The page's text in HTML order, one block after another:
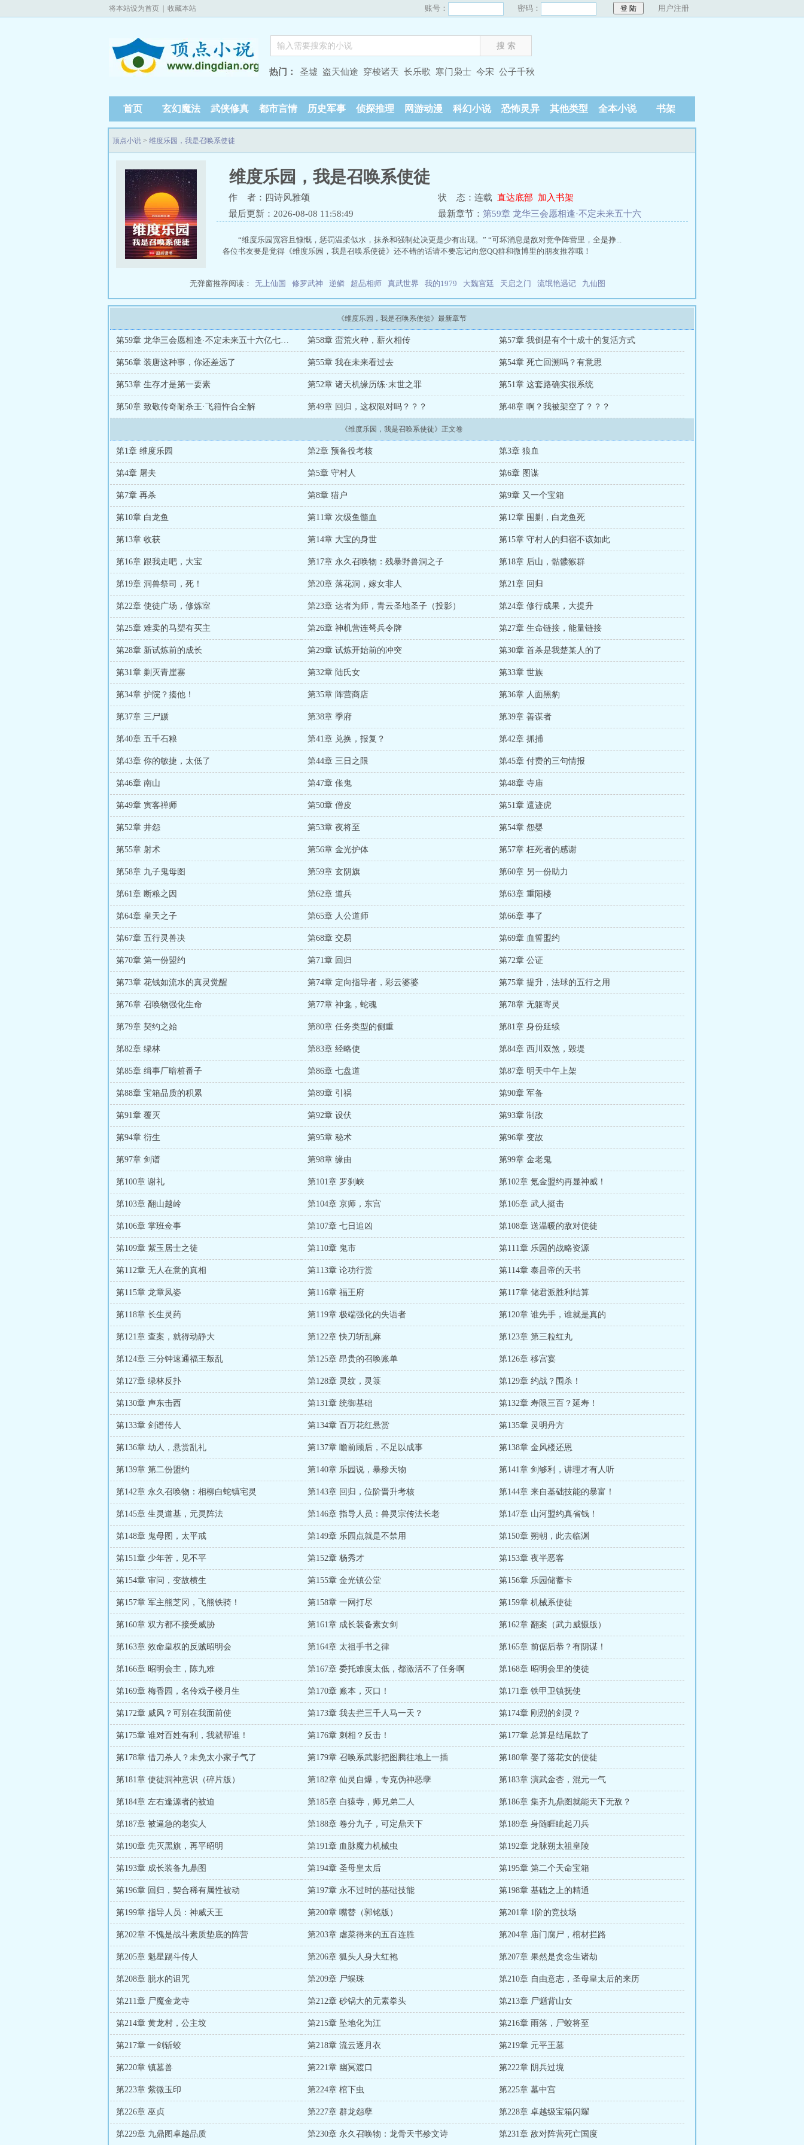
将本站设为首页 收藏本站 账号： 密码： 用户注册
热门： 圣墟 盗天仙途 穿梭诸天 长乐歌 寒门枭士 今宋 公子千秋
首页 玄幻魔法 武侠修真 都市言情 历史军事 侦探推理 网游动漫 科幻小说 恐怖灵异 其他类型 全本小说 书架
顶点小说 > 维度乐园，我是召唤系使徒
维度乐园，我是召唤系使徒
作 者：四诗风雅颂 状 态：连载 直达底部
加入书架
最后更新：2026-08-08 11:58:49
最新章节： 第59章 龙华三会愿相逢·不定未来五十六
“维度乐园宽容且慷慨，惩罚温柔似水，抹杀和强制处决更是少有出现。” “可坏消息是敌对竞争阵营里，全是挣...
各位书友要是觉得《维度乐园，我是召唤系使徒》还不错的话请不要忘记向您QQ群和微博里的朋友推荐哦！
无弹窗推荐阅读： 无上仙国 修罗武神 逆鳞 超品相师 真武世界 我的1979 大魏宫廷 天启之门 流氓艳遇记 九仙图
《维度乐园，我是召唤系使徒》最新章节
第59章 龙华三会愿相逢·不定未来五十六亿七千万年 第58章 蛮荒火种，薪火相传 第57章 我倒是有个十成十的复活方式
第56章 装唐这种事，你还差远了 第55章 我在未来看过去 第54章 死亡回溯吗？有意思
第53章 生存才是第一要素 第52章 诸天机缘历练·末世之罪 第51章 这套路确实很系统
第50章 致敬传奇耐杀王·飞箝忤合全解 第49章 回归，这权限对吗？？？ 第48章 啊？我被架空了？？？
《维度乐园，我是召唤系使徒》正文卷
第1章 维度乐园 第2章 预备役考核 第3章 狼血
第4章 屠夫 第5章 守村人 第6章 图谋
第7章 再杀 第8章 猎户 第9章 又一个宝箱
第10章 白龙鱼 第11章 次级鱼髓血 第12章 围剿，白龙鱼死
第13章 收获 第14章 大宝的身世 第15章 守村人的归宿不该如此
第16章 跟我走吧，大宝 第17章 永久召唤物：残暴野兽洞之子 第18章 后山，骷髅猴群
第19章 洞兽祭司，死！ 第20章 落花洞，嫁女非人 第21章 回归
第22章 使徒广场，修炼室 第23章 达者为师，青云圣地圣子（投影） 第24章 修行成果，大提升
第25章 难卖的马槊有买主 第26章 神机营连弩兵令牌 第27章 生命链接，能量链接
第28章 新试炼前的成长 第29章 试炼开始前的冲突 第30章 首杀是我楚某人的了
第31章 剿灭青崖寨 第32章 陆氏女 第33章 世族
第34章 护院？揍他！ 第35章 阵营商店 第36章 人面黑豹
第37章 三尸踬 第38章 季府 第39章 善谋者
第40章 五千石粮 第41章 兑换，报复？ 第42章 抓捕
第43章 你的敏捷，太低了 第44章 三日之限 第45章 付费的三句情报
第46章 南山 第47章 伥鬼 第48章 寺庙
第49章 寅客禅师 第50章 僧皮 第51章 邅迹虎
第52章 井怨 第53章 夜将至 第54章 怨婴
第55章 射术 第56章 金光护体 第57章 枉死者的感谢
第58章 九子鬼母图 第59章 玄阴旗 第60章 另一份助力
第61章 断粮之因 第62章 道兵 第63章 重阳楼
第64章 皇天之子 第65章 人公道师 第66章 事了
第67章 五行灵兽决 第68章 交易 第69章 血誓盟约
第70章 第一份盟约 第71章 回归 第72章 公证
第73章 花钱如流水的真灵觉醒 第74章 定向指导者，彩云婆婆 第75章 提升，法球的五行之用
第76章 召唤物强化生命 第77章 神龛，蛇魂 第78章 无躯寄灵
第79章 契约之始 第80章 任务类型的侧重 第81章 身份延续
第82章 绿林 第83章 经略使 第84章 西川双煞，毁堤
第85章 缉事厂暗桩番子 第86章 七盘道 第87章 明天中午上架
第88章 宝箱品质的积累 第89章 引祸 第90章 军备
第91章 覆灭 第92章 设伏 第93章 制敌
第94章 衍生 第95章 秘术 第96章 变故
第97章 剑谱 第98章 缘由 第99章 金老鬼
第100章 谢礼 第101章 罗刹峡 第102章 氪金盟约再显神威！
第103章 翻山越岭 第104章 京师，东宫 第105章 武人挺击
第106章 掌班佥事 第107章 七日追凶 第108章 送温暖的敌对使徒
第109章 紫玉居士之徒 第110章 鬼市 第111章 乐园的战略资源
第112章 无人在意的真相 第113章 论功行赏 第114章 泰昌帝的天书
第115章 龙章凤姿 第116章 福王府 第117章 储君派胜利结算
第118章 长生灵药 第119章 极端强化的失语者 第120章 谁先手，谁就是真的
第121章 查案，就得动静大 第122章 快刀斩乱麻 第123章 第三粒红丸
第124章 三分钟速通福王叛乱 第125章 昂贵的召唤账单 第126章 移宫宴
第127章 绿林反扑 第128章 灵纹，灵箓 第129章 约战？围杀！
第130章 声东击西 第131章 统御基础 第132章 寿限三百？延寿！
第133章 剑谱传人 第134章 百万花红悬赏 第135章 灵明丹方
第136章 劫人，悬赏乱礼 第137章 瞻前顾后，不足以成事 第138章 金风楼还恩
第139章 第二份盟约 第140章 乐园说，暴殄天物 第141章 剑够利，讲理才有人听
第142章 永久召唤物：相柳白蛇镇宅灵 第143章 回归，位阶晋升考核 第144章 来自基础技能的暴富！
第145章 生灵道基，元灵阵法 第146章 指导人员：兽灵宗传法长老 第147章 山河盟约真省钱！
第148章 鬼母图，太平戒 第149章 乐园点就是不禁用 第150章 朔朝，此去临渊
第151章 少年苦，见不平 第152章 杨秀才 第153章 夜半恶客
第154章 审问，变故横生 第155章 金光镇公堂 第156章 乐园储蓄卡
第157章 军主熊芝冈，飞熊铁骑！ 第158章 一网打尽 第159章 机械系使徒
第160章 双方都不接受威胁 第161章 成长装备素女剑 第162章 翻案（武力威慑版）
第163章 效命皇权的反贼昭明会 第164章 太祖手书之律 第165章 前倨后恭？有阴谋！
第166章 昭明会主，陈九难 第167章 委托难度太低，都激活不了任务啊 第168章 昭明会里的使徒
第169章 梅香园，名伶戏子楼月生 第170章 账本，灭口！ 第171章 铁甲卫镇抚使
第172章 威风？可别在我面前使 第173章 我去拦三千人马一天？ 第174章 刚烈的剑灵？
第175章 谁对百姓有利，我就帮谁！ 第176章 刺相？反击！ 第177章 总算是结尾款了
第178章 借刀杀人？未免太小家子气了 第179章 召唤系武影把图腾往地上一插 第180章 娶了落花女的使徒
第181章 使徒洞神意识（碎片版） 第182章 仙灵自爆，专克伪神恶孽 第183章 演武金杏，混元一气
第184章 左右逢源者的被迫 第185章 白猿寺，师兄弟二人 第186章 集齐九鼎图就能天下无敌？
第187章 被逼急的老实人 第188章 卷分九子，可定鼎天下 第189章 身随睚眦起刀兵
第190章 先灭黑旗，再平昭明 第191章 血脉魔力机械虫 第192章 龙脉朔太祖皇陵
第193章 成长装备九鼎图 第194章 圣母皇太后 第195章 第二个天命宝箱
第196章 回归，契合稀有属性被动 第197章 永不过时的基础技能 第198章 基础之上的精通
第199章 指导人员：神威天王 第200章 嘴替（郭铭版） 第201章 1阶的竞技场
第202章 不愧是战斗素质垫底的阵营 第203章 虐菜得来的五百连胜 第204章 庙门腐尸，棺材拦路
第205章 魁星踢斗传人 第206章 狐头人身大红袍 第207章 果然是贪念生诸劫
第208章 脱水的诅咒 第209章 尸蜈珠 第210章 自由意志，圣母皇太后的来历
第211章 尸魔金龙寺 第212章 砂锅大的元素拳头 第213章 尸魈背山女
第214章 黄龙村，公主坟 第215章 坠地化为江 第216章 雨落，尸蛟将至
第217章 一剑斩蛟 第218章 流云逐月衣 第219章 元平王墓
第220章 镇墓兽 第221章 幽冥渡口 第222章 阴兵过境
第223章 紫微玉印 第224章 棺下虫 第225章 墓中宫
第226章 巫贞 第227章 群龙怨孽 第228章 卓越级宝箱闪耀
第229章 九鼎图卓越品质 第230章 永久召唤物：龙骨天书殄文诗 第231章 敌对阵营死亡国度